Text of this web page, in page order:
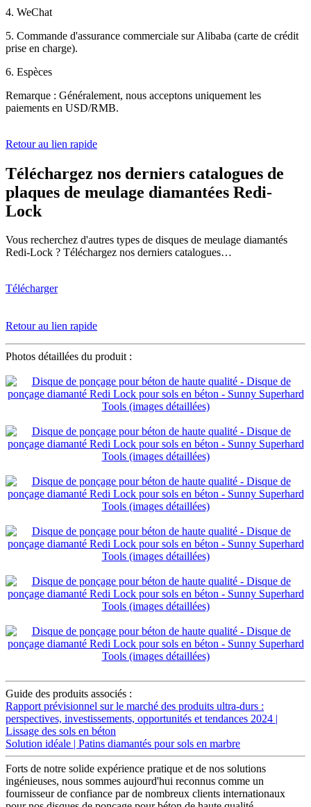
4. WeChat
5. Commande d'assurance commerciale sur Alibaba (carte de crédit
prise en charge).
6. Espèces
Remarque : Généralement, nous acceptons uniquement les
paiements en USD/RMB.
Retour au lien rapide
Téléchargez nos derniers catalogues de
plaques de meulage diamantées Redi-
Lock
Vous recherchez d'autres types de disques de meulage diamantés
Redi-Lock ? Téléchargez nos derniers catalogues…
Télécharger
Retour au lien rapide
Photos détaillées du produit :
Guide des produits associés :
Rapport prévisionnel sur le marché des produits ultra-durs :
perspectives, investissements, opportunités et tendances 2024 |
Lissage des sols en béton
Solution idéale | Patins diamantés pour sols en marbre
Forts de notre solide expérience pratique et de nos solutions
ingénieuses, nous sommes aujourd'hui reconnus comme un
fournisseur de confiance par de nombreux clients internationaux